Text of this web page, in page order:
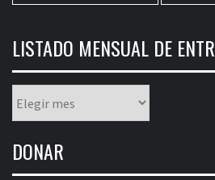
LISTADO MENSUAL DE
mensual
entradas
DONAR